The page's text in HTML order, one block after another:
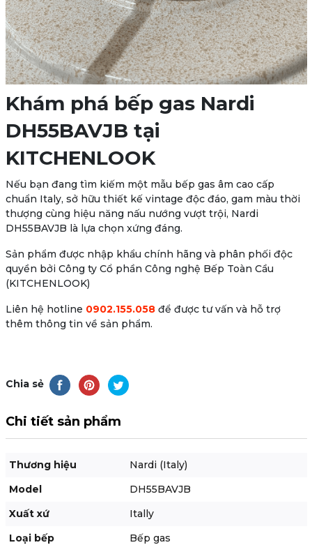
Khám phá bếp gas Nardi
DH55BAVJB tại
KITCHENLOOK
Nếu bạn đang tìm kiếm một mẫu bếp gas âm cao cấp
chuẩn Italy, sở hữu thiết kế vintage độc đáo, gam màu thời
thượng cùng hiệu năng nấu nướng vượt trội, Nardi
DH55BAVJB là lựa chọn xứng đáng.
Sản phẩm được nhập khẩu chính hãng và phân phối độc
quyền bởi Công ty Cổ phần Công nghệ Bếp Toàn Cầu
(KITCHENLOOK)
Liên hệ hotline 0902.155.058để được tư vấn và hỗ trợ
thêm thông tin về sản phẩm.
Chia sẻ
Chi tiết sản phẩm
Thương hiệu
Nardi (Italy)
Model
DH55BAVJB
Xuất xứ
Itally
Loại bếp
Bếp gas